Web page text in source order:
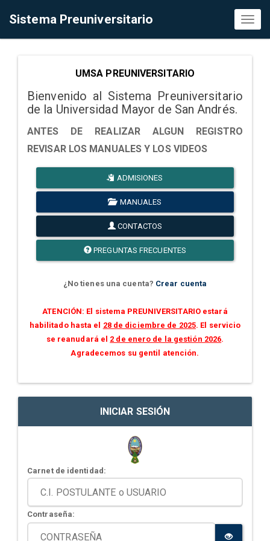
Sistema Preuniversitario
UMSA PREUNIVERSITARIO
Bienvenido al Sistema Preuniversitario
de la Universidad Mayor de San Andrés.
ANTES DE REALIZAR ALGUN REGISTRO
REVISAR LOS MANUALES Y LOS VIDEOS
ADMISIONES
MANUALES
CONTACTOS
PREGUNTAS FRECUENTES
¿No tienes una cuenta? Crear cuenta
ATENCIÓN: El sistema PREUNIVERSITARIO estará
habilitado hasta el 28 de diciembre de 2025. El servicio
se reanudará el 2 de enero de la gestión 2026.
Agradecemos su gentil atención.
INICIAR SESIÓN
Carnet de identidad:
Contraseña: